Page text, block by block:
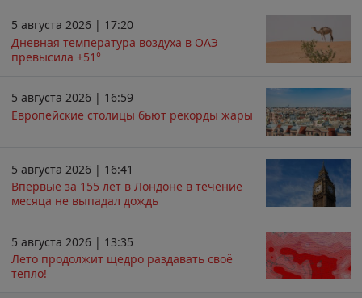
5 августа 2026 | 17:20
Дневная температура воздуха в ОАЭ
превысила +51°
5 августа 2026 | 16:59
Европейские столицы бьют рекорды жары
5 августа 2026 | 16:41
Впервые за 155 лет в Лондоне в течение
месяца не выпадал дождь
5 августа 2026 | 13:35
Лето продолжит щедро раздавать своё
тепло!